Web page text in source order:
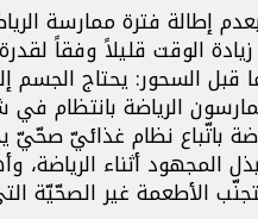
إطالة فترة ممارسة
زيادة الوقت قليلاً وفقاً
ما قبل السحور: يحتاج
الرياضة بانتظام
باتّباع نظام غذائيّ صحّيّ
أثناء الرياضة،
الأطعمة غير الصحّيّة